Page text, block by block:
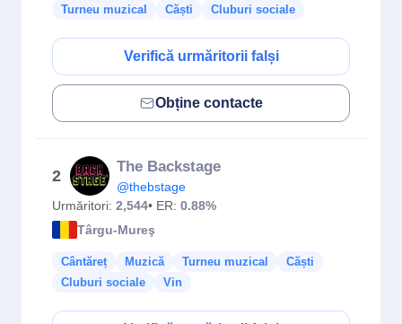
Turneu muzical
Căști Cluburi sociale
Verifică urmăritorii falși
Obține contacte
2
The Backstage
@thebstage
Urmăritori: 2,544• ER: 0.88%
Târgu-Mureş
Cântăreț Muzică Turneu muzical
Căști
Cluburi sociale
Vin